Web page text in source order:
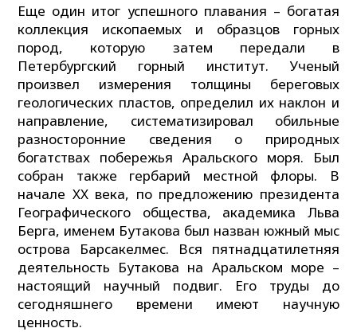
Еще один итог успешного плавания – богатая
коллекция ископаемых и образцов горных
пород, которую затем передали в
Петербургский горный институт. Ученый
произвел измерения толщины береговых
геологических пластов, определил их наклон и
направление, систематизировал обильные
разносторонние сведения о природных
богатствах побережья Аральского моря. Был
собран также гербарий местной флоры. В
начале XX века, по предложению президента
Географического общества, академика Льва
Берга, именем Бутакова был назван южный мыс
острова Барсакелмес. Вся пятнадцатилетняя
деятельность Бутакова на Аральском море –
настоящий научный подвиг. Его труды до
сегодняшнего времени имеют научную
ценность.